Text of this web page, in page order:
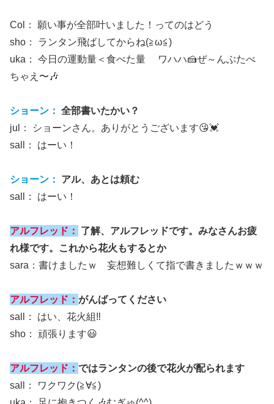
Col： 願い事が全部叶いました！ってのはどう
sho： ランタン飛ばしてからね(≧ω≦)
uka： 今日の運動量＜食べた量 ワハハ🍰ぜ～んぶたべ
ちゃえ〜🎶
ショーン： 全部書いたかい？
jul： ショーンさん。ありがとうございます😘💓
sall： はーい！
ショーン：
アル、あとは頼む
sall： はーい！
アルフレッド：
了解、アルフレッドです。みなさんお疲
れ様です。これから花火もするとか
sara：書けましたｗ 妄想難しくて指で書きましたｗｗｗ
アルフレッド： がんばってください
sall： はい、花火組‼︎
sho： 頑張ります😃
アルフレッド： ではランタンの後で花火が配られます
sall： ワクワク(≧∀≦)